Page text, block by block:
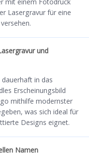
Lasergravur für eine
und
in das
Erscheinungsbild
mithilfe modernster
was sich ideal für
Designs eignet.
Namen